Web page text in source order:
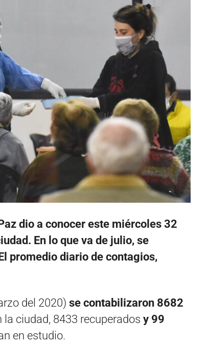
dio a conocer este miércoles 32
En lo que va de julio, se
promedio diario de contagios,
del 2020) se contabilizaron 8682
la ciudad, 8433 recuperados y 99
en estudio.